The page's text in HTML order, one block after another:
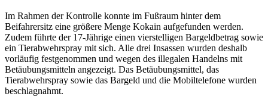
Im Rahmen der Kontrolle konnte im Fußraum hinter dem
Beifahrersitz eine größere Menge Kokain aufgefunden werden.
Zudem führte der 17-Jährige einen vierstelligen Bargeldbetrag sowie
ein Tierabwehrspray mit sich. Alle drei Insassen wurden deshalb
vorläufig festgenommen und wegen des illegalen Handelns mit
Betäubungsmitteln angezeigt. Das Betäubungsmittel, das
Tierabwehrspray sowie das Bargeld und die Mobiltelefone wurden
beschlagnahmt.